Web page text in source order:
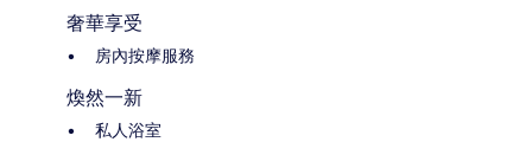
奢華享受
房內按摩服務
煥然一新
私人浴室